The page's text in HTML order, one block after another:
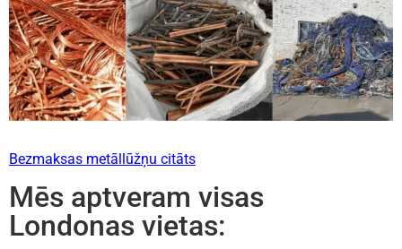
Bezmaksas metāllūžņu citāts
Mēs aptveram visas
Londonas vietas: